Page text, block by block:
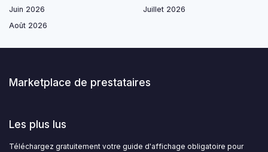
Juin 2026
Juillet 2026
Août 2026
Marketplace de prestataires
Les plus lus
Téléchargez gratuitement votre guide d'affichage obligatoire pour